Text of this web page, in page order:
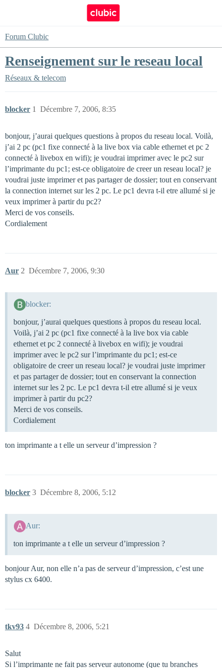
Forum Clubic
Renseignement sur le reseau local
Réseaux & telecom
blocker Décembre 7, 2006, 8:35
1
bonjour, j’aurai quelques questions à propos du reseau local. Voilà,
j’ai 2 pc (pc1 fixe connecté à la live box via cable ethernet et pc 2
connecté à livebox en wifi); je voudrai imprimer avec le pc2 sur
l’imprimante du pc1; est-ce obligatoire de creer un reseau local? je
voudrai juste imprimer et pas partager de dossier; tout en conservant
la connection internet sur les 2 pc. Le pc1 devra t-il etre allumé si je
veux imprimer à partir du pc2?
Merci de vos conseils.
Cordialement
Aur Décembre 7, 2006, 9:30
2
blocker:
bonjour, j’aurai quelques questions à propos du reseau local.
Voilà, j’ai 2 pc (pc1 fixe connecté à la live box via cable
ethernet et pc 2 connecté à livebox en wifi); je voudrai
imprimer avec le pc2 sur l’imprimante du pc1; est-ce
obligatoire de creer un reseau local? je voudrai juste imprimer
et pas partager de dossier; tout en conservant la connection
internet sur les 2 pc. Le pc1 devra t-il etre allumé si je veux
imprimer à partir du pc2?
Merci de vos conseils.
Cordialement
ton imprimante a t elle un serveur d’impression ?
blocker Décembre 8, 2006, 5:12
3
Aur:
ton imprimante a t elle un serveur d’impression ?
bonjour Aur, non elle n’a pas de serveur d’impression, c’est une
stylus cx 6400.
tkv93 Décembre 8, 2006, 5:21
4
Salut
Si l’imprimante ne fait pas serveur autonome (que tu branches